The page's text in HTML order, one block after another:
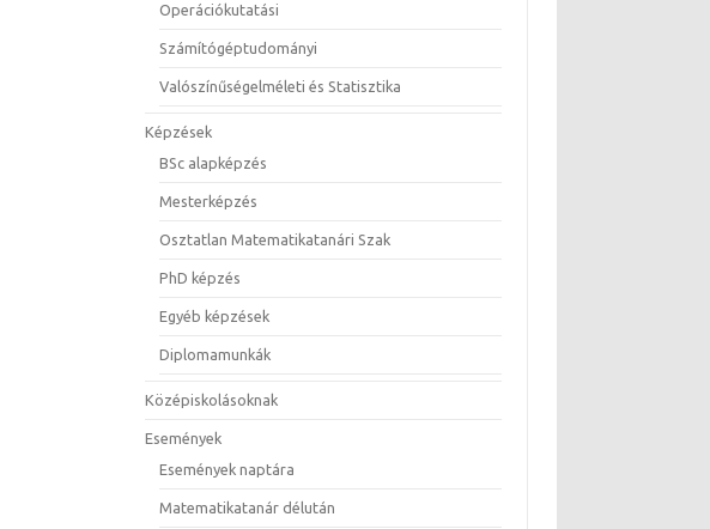
Operációkutatási
Számítógéptudományi
Valószínűségelméleti és Statisztika
Képzések
BSc alapképzés
Mesterképzés
Osztatlan Matematikatanári Szak
PhD képzés
Egyéb képzések
Diplomamunkák
Középiskolásoknak
Események
Események naptára
Matematikatanár délután